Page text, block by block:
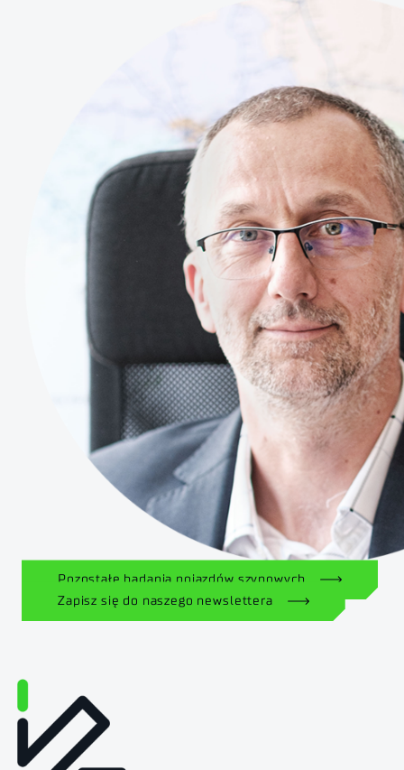
Pozostałe badania pojazdów szynowych
Zapisz się do naszego newslettera